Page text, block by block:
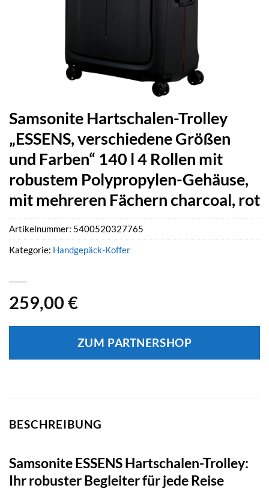
Samsonite Hartschalen-Trolley
„ESSENS, verschiedene Größen
und Farben“ 140 l 4 Rollen mit
robustem Polypropylen-Gehäuse,
mit mehreren Fächern charcoal, rot
259,00 €
ZUM PARTNERSHOP
Artikelnummer: 5400520327765
Kategorie: Handgepäck-Koffer
BESCHREIBUNG
Samsonite ESSENS Hartschalen-Trolley:
Ihr robuster Begleiter für jede Reise